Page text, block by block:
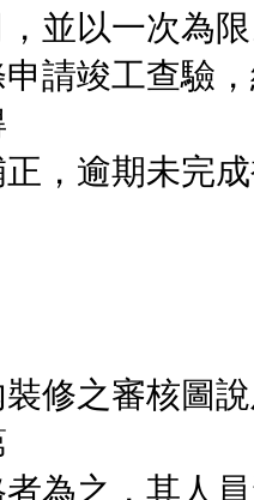
並以一次為
請竣工查驗
，逾期未完
修之審核圖
為之，其人